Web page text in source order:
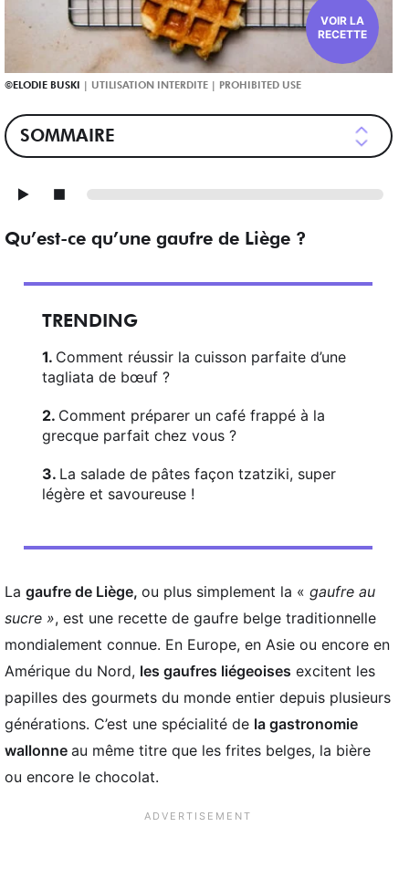
VOIR LA
RECETTE
ELODIE BUSKI
SOMMAIRE
Qu’est-ce qu’une gaufre de Liège ?
TRENDING
Comment réussir la cuisson parfaite d’une
tagliata de bœuf ?
Comment préparer un café frappé à la
grecque parfait chez vous ?
La salade de pâtes façon tzatziki, super
légère et savoureuse !
La gaufre de Liège, ou plus simplement la « gaufre au
sucre », est une recette de gaufre belge traditionnelle
mondialement connue. En Europe, en Asie ou encore en
Amérique du Nord, les gaufres liégeoises excitent les
papilles des gourmets du monde entier depuis plusieurs
générations. C’est une spécialité de la gastronomie
wallonne au même titre que les frites belges, la bière
ou encore le chocolat.